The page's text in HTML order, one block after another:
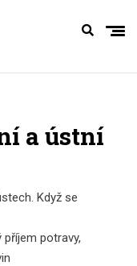
a ústní
Když se
potravy,